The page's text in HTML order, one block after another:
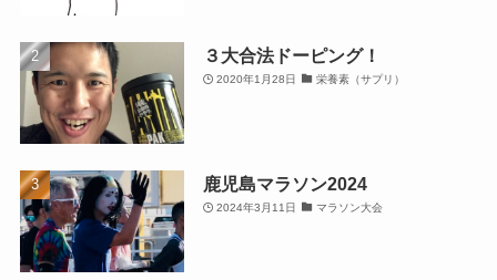
３大合法ドーピング！
2020年1月28日 栄養素（サプリ）
鹿児島マラソン2024
2024年3月11日 マラソン大会